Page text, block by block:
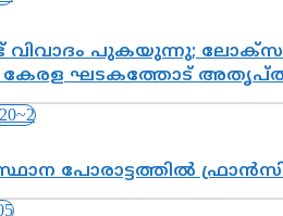
വിവാദം പുകയുന്നു;
ഘടകത്തോട്
പോരാട്ടത്തിൽ